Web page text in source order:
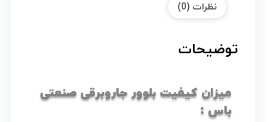
نظرات (0)
توضیحات
میزان کیفیت بلوور جاروبرقی صنعتی
باس :